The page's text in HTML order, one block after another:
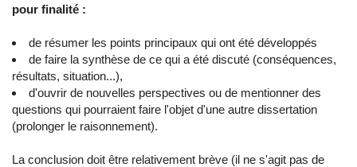
pour finalité :
de résumer les points principaux qui ont été développés
de faire la synthèse de ce qui a été discuté (conséquences,
résultats, situation...),
d'ouvrir de nouvelles perspectives ou de mentionner des
questions qui pourraient faire l'objet d'une autre dissertation
(prolonger le raisonnement).
La conclusion doit être relativement brève (il ne s'agit pas de